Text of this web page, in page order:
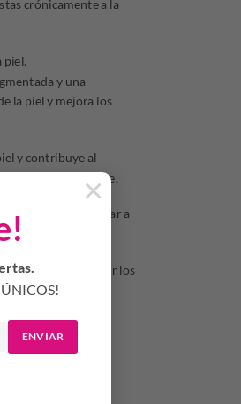
ENVIAR
×
crónicamente a la
piel.
y una
la piel y mejora los
y contribuye al
previamente.
debe acompañar a
ayudan a prevenir los
una pequeña